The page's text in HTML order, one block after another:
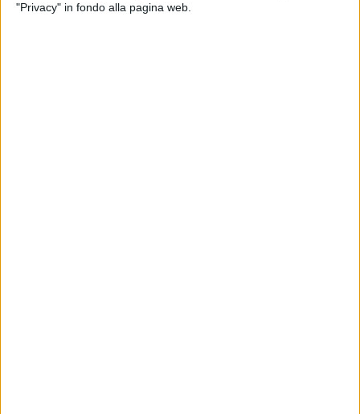
"Privacy" in fondo alla pagina web.
I successivi accertamenti hanno permesso di appurare che